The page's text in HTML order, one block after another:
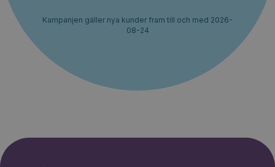
Kampanjen gäller nya kunder fram till och med 2026-
08-24